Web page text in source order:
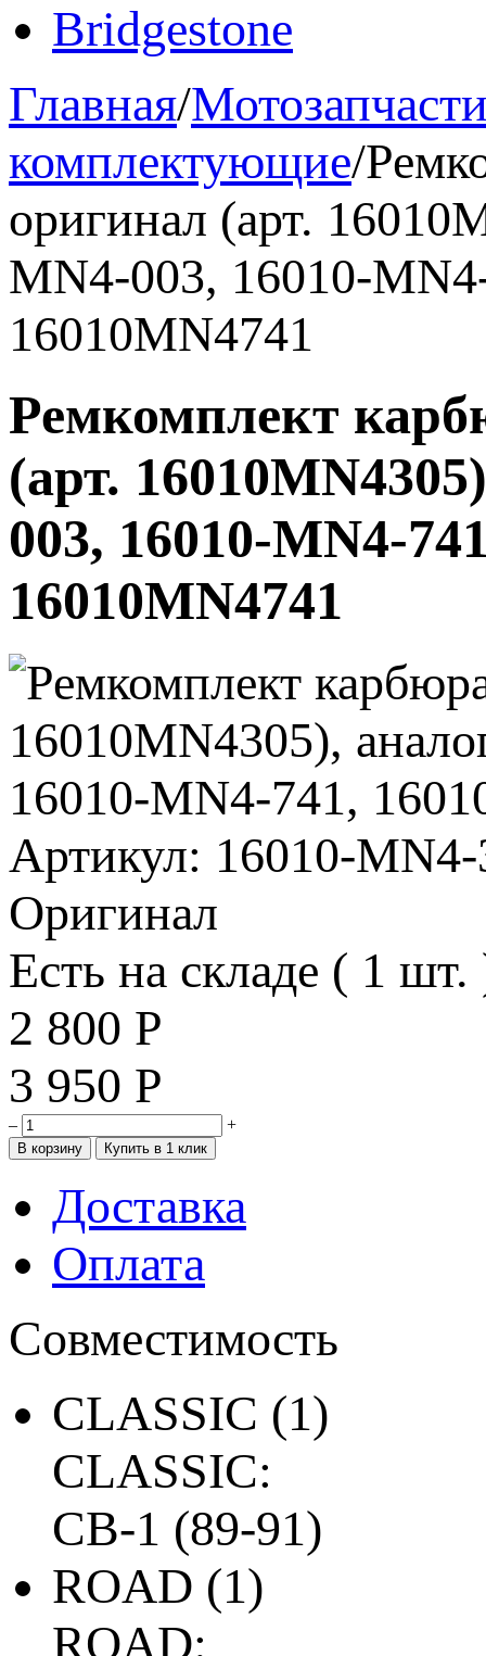
Bridgestone
Главная/
комплектующие/
оригинал (арт.
MN4-003, 16010-
16010MN4741
Ремкомплект
(арт.
003, 16010-MN4-
16010MN4741
Артикул: 16010-
Оригинал
Есть на складе ( 1 шт.
2 800 Р
3 950 Р
– +
Доставка
Оплата
Совместимость
CLASSIC (1)
CLASSIC:
CB-1 (89-91)
ROAD (1)
ROAD: